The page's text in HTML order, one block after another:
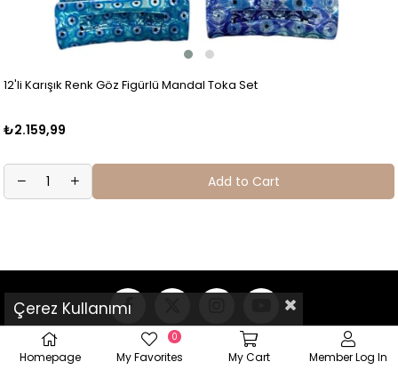
12'li Karışık Renk Göz Figürlü Mandal Toka Set
₺2.159,99
Add to Cart
Çerez Kullanımı
Homepage My Favorites
0
My Cart Member Log In